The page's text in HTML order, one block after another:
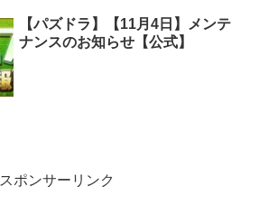
【パズドラ】【11月4日】メンテ
ナンスのお知らせ【公式】
スポンサーリンク